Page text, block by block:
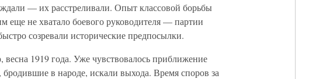
— их расстреливали. Опыт классовой борьбы
еще не хватало боевого руководителя — партии
созревали исторические предпосылки.
1919 года. Уже чувствовалось приближение
в народе, искали выхода. Время споров за